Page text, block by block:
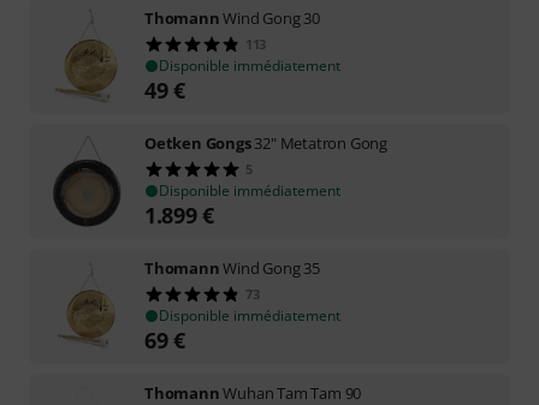
ThomannWind Gong 30
113
Disponible immédiatement
49€
Oetken Gongs32" Metatron Gong
5
Disponible immédiatement
1.899€
ThomannWind Gong 35
73
Disponible immédiatement
69€
ThomannWuhan Tam Tam 90